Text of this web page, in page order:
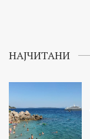
НАЈЧИТАНИ